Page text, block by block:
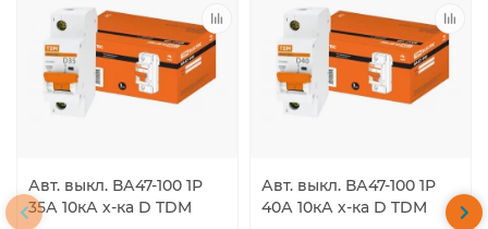
Авт. выкл. ВА47-100 1Р
35А 10кА х-ка D TDM
Авт. выкл. ВА47-100 1Р
40А 10кА х-ка D TDM